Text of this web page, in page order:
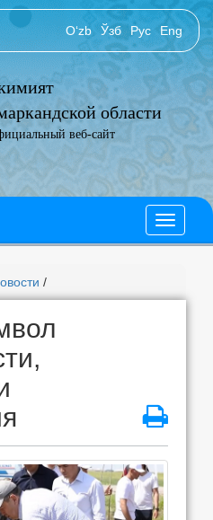
O‘zb Ўзб Рус Eng
области
веб-сайт
/